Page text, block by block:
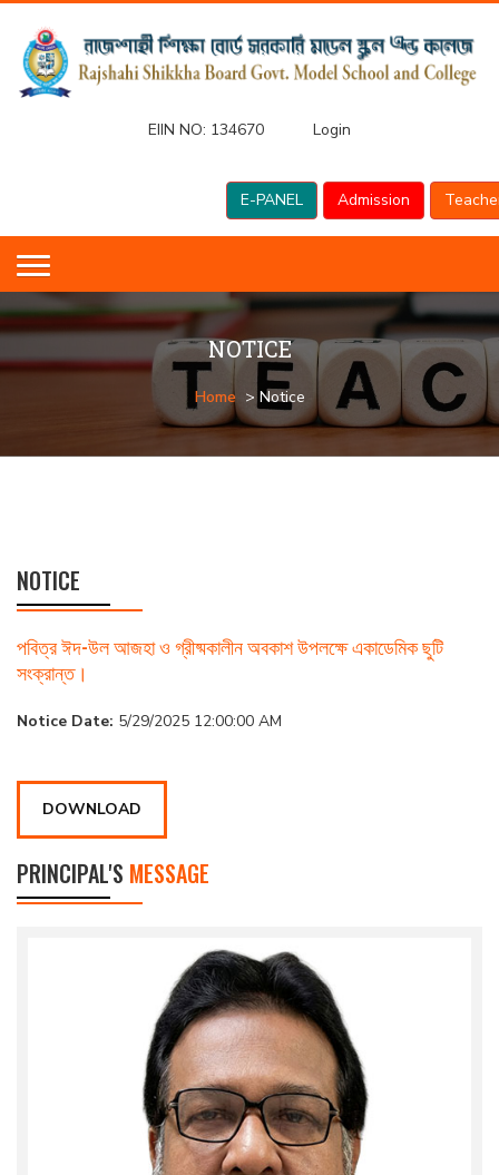
EIIN NO: 134670 Login
E-PANEL Admission
NOTICE
Home > Notice
NOTICE
পবিত্র ঈদ-উল আজহা ও গ্রীষ্মকালীন অবকাশ উপলক্ষে একাডেমিক ছুটি
সংক্রান্ত।
Notice Date: 5/29/2025 12:00:00 AM
DOWNLOAD
PRINCIPAL'S MESSAGE